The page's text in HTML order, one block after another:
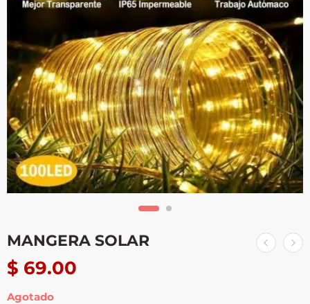
MANGERA SOLAR
$ 69.00
Agotado